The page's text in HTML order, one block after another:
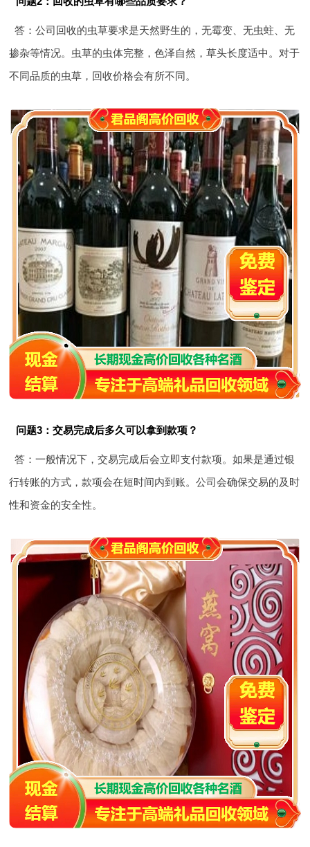
答：公司回收的虫草要求是天然野生的，无霉变、无虫蛀、无
掺杂等情况。虫草的虫体完整，色泽自然，草头长度适中。对于
不同品质的虫草，回收价格会有所不同。
问题3：交易完成后多久可以拿到款项？
答：一般情况下，交易完成后会立即支付款项。如果是通过银
行转账的方式，款项会在短时间内到账。公司会确保交易的及时
性和资金的安全性。